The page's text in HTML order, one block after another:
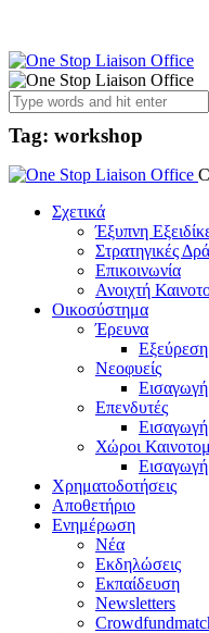
Tag: workshop
Σχετικά
Έξυπνη
Στρατηγικές
Επικοινωνία
Ανοιχτή
Οικοσύστημα
Έρευνα
Εξεύρεση
Νεοφυείς
Επενδυτές
Χώροι
Χρηματοδοτήσεις
Αποθετήριο
Ενημέρωση
Νέα
Εκδηλώσεις
Εκπαίδευση
Newsletters